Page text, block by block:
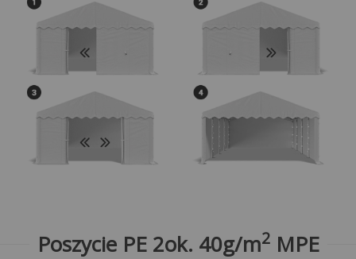
Poszycie PE 2ok. 40g/m2MPE